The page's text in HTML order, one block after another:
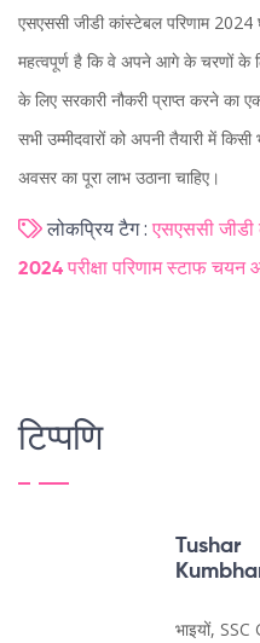
एसएससी जीडी कांस्टेबल परिणाम 2024
महत्वपूर्ण है कि वे अपने आगे के चरणों के
के लिए सरकारी नौकरी प्राप्त करने का
सभी उम्मीदवारों को अपनी तैयारी में
अवसर का पूरा लाभ उठाना चाहिए।
लोकप्रिय टैग : एसएससी जीडी
2024 परीक्षा परिणाम स्टाफ चयन
टिप्पणि
Tushar
भाइयों, SSC